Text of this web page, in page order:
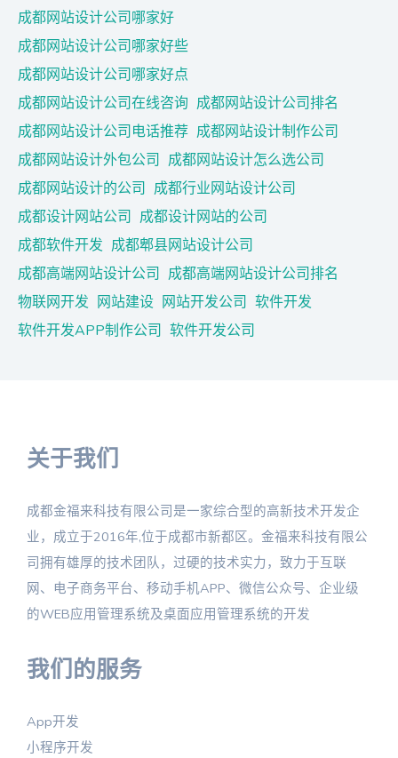
成都网站设计公司哪家好
成都网站设计公司哪家好些
成都网站设计公司哪家好点
成都网站设计公司在线咨询 成都网站设计公司排名
成都网站设计公司电话推荐 成都网站设计制作公司
成都网站设计外包公司 成都网站设计怎么选公司
成都网站设计的公司 成都行业网站设计公司
成都设计网站公司 成都设计网站的公司
成都软件开发 成都郫县网站设计公司
成都高端网站设计公司 成都高端网站设计公司排名
物联网开发 网站建设 网站开发公司 软件开发
软件开发APP制作公司 软件开发公司
关于我们
成都金福来科技有限公司是一家综合型的高新技术开发企
业，成立于2016年,位于成都市新都区。金福来科技有限公
司拥有雄厚的技术团队，过硬的技术实力，致力于互联
网、电子商务平台、移动手机APP、微信公众号、企业级
的WEB应用管理系统及桌面应用管理系统的开发
我们的服务
App开发
小程序开发